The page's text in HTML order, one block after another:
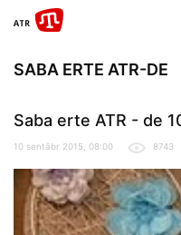
SABA ERTE ATR-DE
Saba erte ATR - de
10 sentâbr 2015, 08:00 8743